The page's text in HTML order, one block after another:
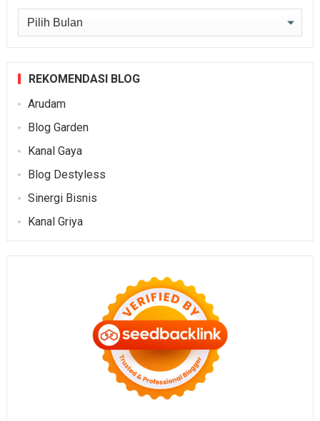
Arsip
REKOMENDASI BLOG
Arudam
Blog Garden
Kanal Gaya
Blog Destyless
Sinergi Bisnis
Kanal Griya